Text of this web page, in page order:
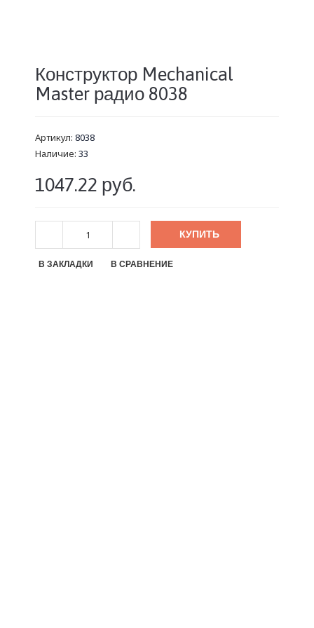
Конструктор Mechanical
Master радио 8038
Артикул: 8038
Наличие: 33
1047.22 руб.
КУПИТЬ
В ЗАКЛАДКИ В СРАВНЕНИЕ